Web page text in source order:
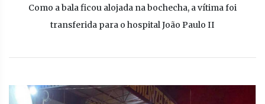
Como a bala ficou alojada na bochecha, a vítima foi
transferida para o hospital João Paulo II